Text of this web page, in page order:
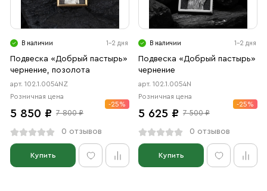
В наличии 1-2 дня
Подвеска «Добрый пастырь»
чернение, позолота
арт. 102.1.0054NZ
Розничная цена
5 850 ₽ 7 800 ₽
-25%
0 отзывов
Купить
В наличии 1-2 дня
Подвеска «Добрый пастырь»
чернение
арт. 102.1.0054N
Розничная цена
5 625 ₽ 7 500 ₽
-25%
0 отзывов
Купить